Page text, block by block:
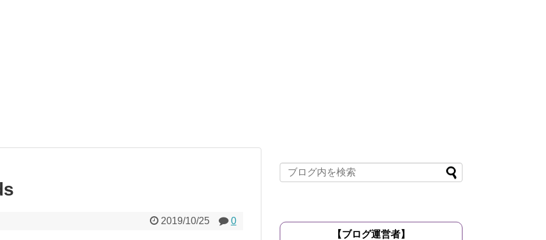
2019/10/25 0
【ブログ運営者】